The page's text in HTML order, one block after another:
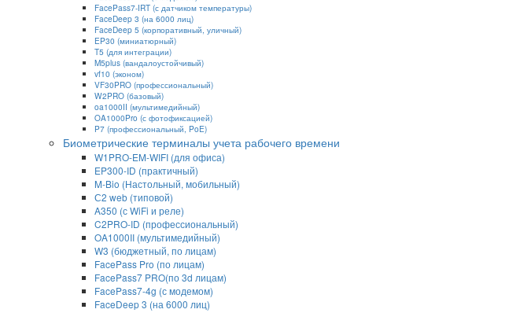
FacePass7-IRT (с датчиком температуры)
FaceDeep 3 (на 6000 лиц)
FaceDeep 5 (корпоративный, уличный)
EP30 (миниатюрный)
T5 (для интеграции)
M5plus (вандалоустойчивый)
vf10 (эконом)
VF30PRO (профессиональный)
W2PRO (базовый)
oa1000II (мультимедийный)
OA1000Pro (с фотофиксацией)
P7 (профессиональный, PoE)
Биометрические терминалы учета рабочего времени
W1PRO-EM-WIFI (для офиса)
EP300-ID (практичный)
M-Bio (Настольный, мобильный)
С2 web (типовой)
A350 (с WiFi и реле)
C2PRO-ID (профессиональный)
OA1000II (мультимедийный)
W3 (бюджетный, по лицам)
FacePass Pro (по лицам)
FacePass7 PRO(по 3d лицам)
FacePass7-4g (с модемом)
FaceDeep 3 (на 6000 лиц)